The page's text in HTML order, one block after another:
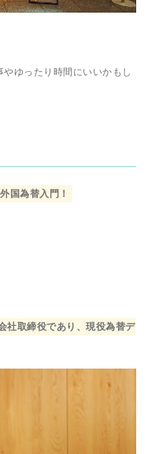
ゆったり時間にいいかもし
国為替入門！
社取締役であり、現役為替デ